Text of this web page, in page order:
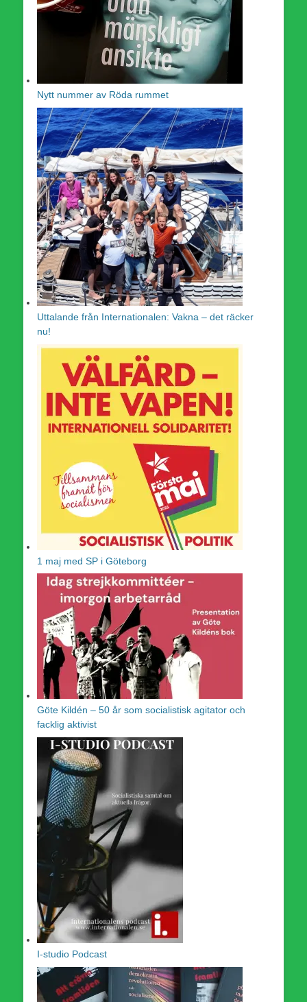
Nytt nummer av Röda rummet
Uttalande från Internationalen: Vakna – det räcker
nu!
1 maj med SP i Göteborg
Göte Kildén – 50 år som socialistisk agitator och
facklig aktivist
I-studio Podcast